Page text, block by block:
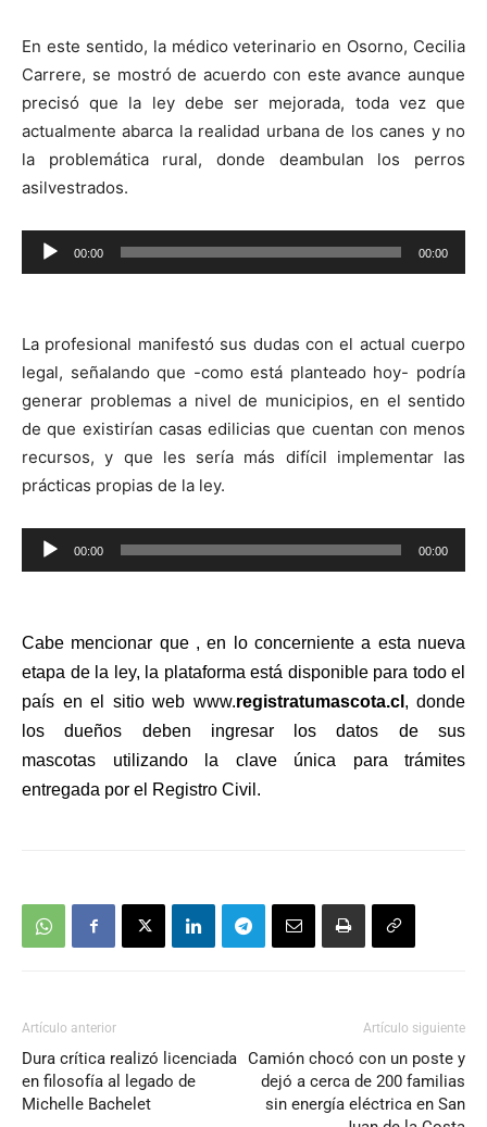
En este sentido, la médico veterinario en Osorno, Cecilia
Carrere, se mostró de acuerdo con este avance aunque
precisó que la ley debe ser mejorada, toda vez que
actualmente abarca la realidad urbana de los canes y no
la problemática rural, donde deambulan los perros
asilvestrados.
Reproductor
de
00:00 00:00
La profesional manifestó sus dudas con el actual cuerpo
legal, señalando que -como está planteado hoy- podría
generar problemas a nivel de municipios, en el sentido
de que existirían casas edilicias que cuentan con menos
recursos, y que les sería más difícil implementar las
prácticas propias de la ley.
Reproductor
de
00:00 00:00
Cabe mencionar que , en lo concerniente a esta nueva
etapa de la ley, la plataforma está disponible para todo el
país en el sitio web www.registratumascota.cl , donde
los dueños deben ingresar los datos de sus
mascotas utilizando la clave única para trámites
entregada por el Registro Civil.
Artículo anterior
Dura crítica realizó licenciada
en filosofía al legado de
Michelle Bachelet
Artículo siguiente
Camión chocó con un poste y
dejó a cerca de 200 familias
sin energía eléctrica en San